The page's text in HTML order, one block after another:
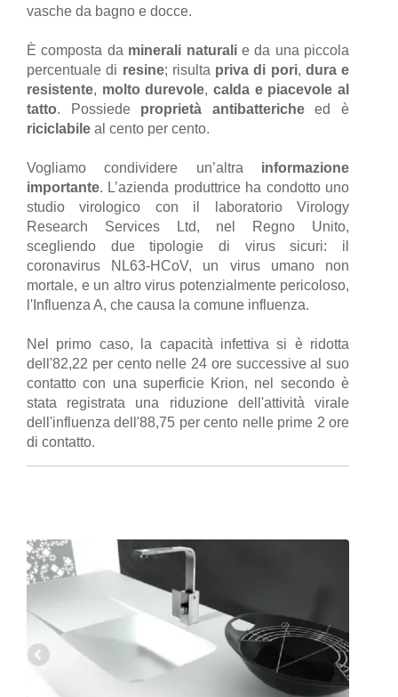
vasche da bagno e docce.
È composta da minerali naturalie da una piccola
percentuale di resine; risulta priva di pori, dura e
resistente, molto durevole,calda e piacevole al
tatto. Possiede proprietà antibattericheed è
riciclabile al cento per cento.
Vogliamo condividere un’altra informazione
importante. L’azienda produttrice ha condotto uno
studio virologico con il laboratorio Virology
Research Services Ltd, nel Regno Unito,
scegliendo due tipologie di virus sicuri: il
coronavirus NL63-HCoV, un virus umano non
mortale, e un altro virus potenzialmente pericoloso,
l'Influenza A, che causa la comune influenza.
Nel primo caso, la capacità infettiva si è ridotta
dell'82,22 per cento nelle 24 ore successive al suo
contatto con una superficie Krion, nel secondo è
stata registrata una riduzione dell'attività virale
dell'influenza dell'88,75 per cento nelle prime 2 ore
di contatto.